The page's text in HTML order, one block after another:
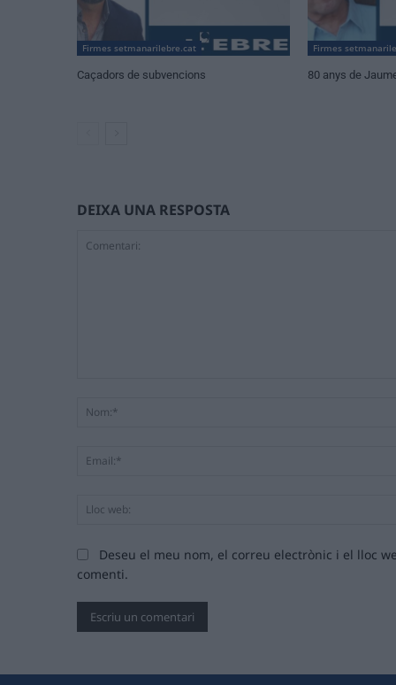
Firmes setmanarilebre.cat
Caçadors de subvencions
Firmes
80 anys de
DEIXA UNA RESPOSTA
Deseu el meu nom, el correu electrònic i el lloc
comenti.